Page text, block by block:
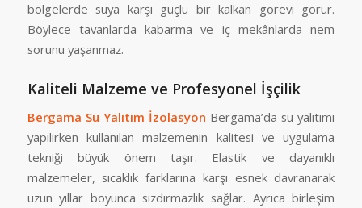
bölgelerde suya karşı güçlü bir kalkan görevi görür.
Böylece tavanlarda kabarma ve iç mekânlarda nem
sorunu yaşanmaz.
Kaliteli Malzeme ve Profesyonel İşçilik
Bergama Su Yalıtım İzolasyon Bergama’da su yalıtımı
yapılırken kullanılan malzemenin kalitesi ve uygulama
tekniği büyük önem taşır. Elastik ve dayanıklı
malzemeler, sıcaklık farklarına karşı esnek davranarak
uzun yıllar boyunca sızdırmazlık sağlar. Ayrıca birleşim